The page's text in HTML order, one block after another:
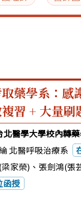
藥學系：感
習 + 大量刷
北醫學大學校內轉
北醫呼吸治療系
家榮) 、 張劍鴻(張
函授